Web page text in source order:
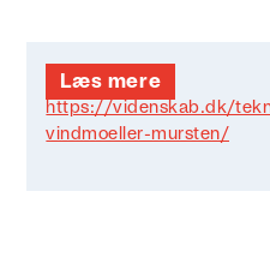
Læs mere
https://videnskab.dk/
vindmoeller-mursten/